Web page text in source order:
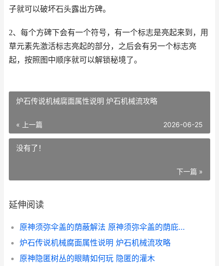
子就可以破坏石头露出方碑。
2、每个方碑下会有一个符号，有一个标志是亮起来到，用
草元素先激活标志亮起的部分，之后会有另一个标志亮
起，按照图中顺序就可以解锁秘境了。
炉石传说机械腐面属性说明 炉石机械流攻略
« 上一篇 2026-06-25
没有了！
下一篇 »
延伸阅读
原神须弥伞盖的荫蔽解法 原神须弥伞盖的荫庇秘境怎么开
炉石传说机械腐面属性说明 炉石机械流攻略
原神隐匿树丛的眼睛如何玩 隐匿的灌木